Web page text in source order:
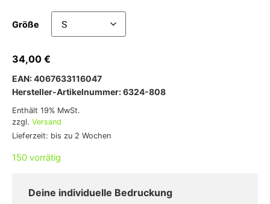
Größe
34,00 €
EAN: 4067633116047
Hersteller-Artikelnummer: 6324-808
Enthält 19% MwSt.
zzgl. Versand
Lieferzeit: bis zu 2 Wochen
150 vorrätig